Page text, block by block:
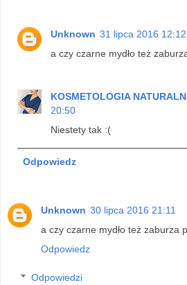
Unknown 31 lipca 2016 12:12
a czy czarne mydło też
KOSMETOLOGIA
20:50
Niestety tak :(
Odpowiedz
Unknown 30 lipca 2016 21:11
a czy czarne mydło też zaburza
Odpowiedz
Odpowiedzi